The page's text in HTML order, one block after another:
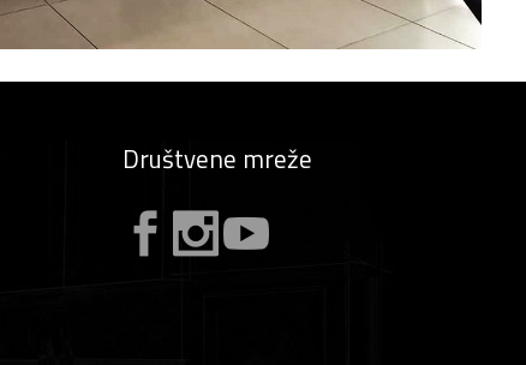
Društvene mreže